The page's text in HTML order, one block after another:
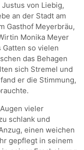
von Liebig,
an der Stadt am
Gasthof Meyerbräu,
Monika Meyer
so vielen
das Behagen
sich Stremel und
er die Stimmung,
vieler
schlank und
einen weichen
gepflegt in seinem